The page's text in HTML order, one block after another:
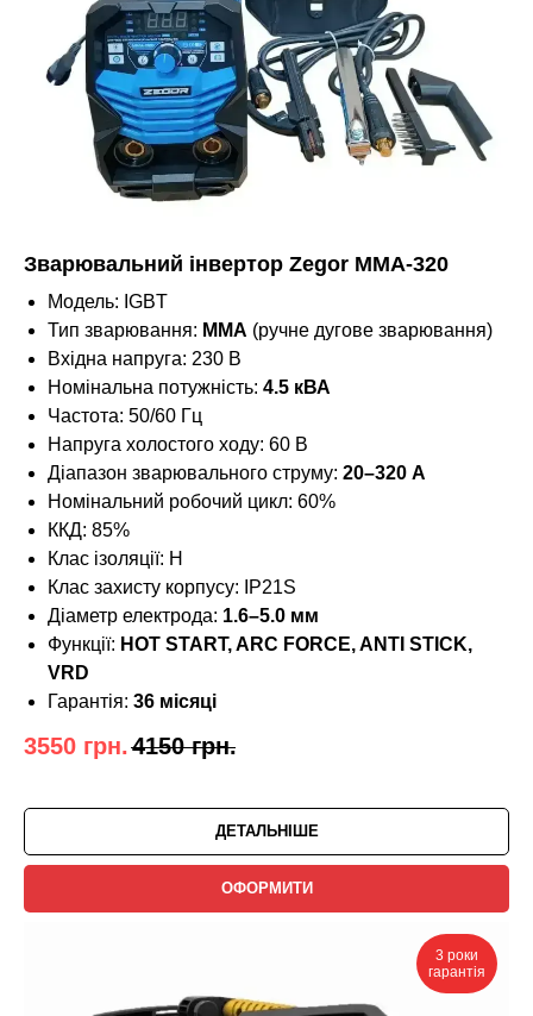
Зварювальний інвертор Zegor MMA-320
Модель: IGBT
Тип зварювання: MMA (ручне дугове зварювання)
Вхідна напруга: 230 В
Номінальна потужність: 4.5 кВА
Частота: 50/60 Гц
Напруга холостого ходу: 60 В
Діапазон зварювального струму: 20–320 А
Номінальний робочий цикл: 60%
ККД: 85%
Клас ізоляції: H
Клас захисту корпусу: IP21S
Діаметр електрода: 1.6–5.0 мм
Функції: HOT START, ARC FORCE, ANTI STICK,
VRD
Гарантія: 36 місяці
3550 грн.4150 грн.
ДЕТАЛЬНІШЕ
ОФОРМИТИ
3 роки
гарантія